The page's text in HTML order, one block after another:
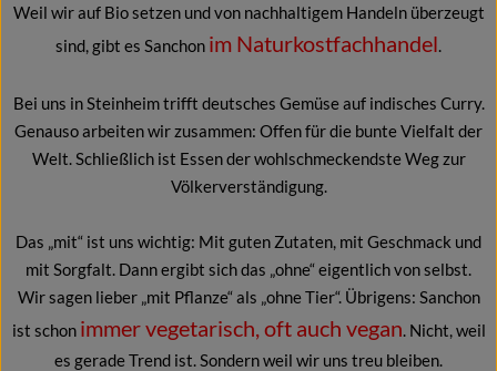
Weil wir auf Bio setzen und von nachhaltigem Handeln überzeugt
sind, gibt es Sanchon im Naturkostfachhandel
Bei uns in Steinheim trifft deutsches Gemüse auf indisches Curry.
Genauso arbeiten wir zusammen: Offen für die bunte Vielfalt der
Welt. Schließlich ist Essen der wohlschmeckendste Weg zur
Völkerverständigung.
Das „mit“ ist uns wichtig: Mit guten Zutaten, mit Geschmack und
mit Sorgfalt. Dann ergibt sich das „ohne“ eigentlich von selbst.
Wir sagen lieber „mit Pflanze“ als „ohne Tier“. Übrigens: Sanchon
ist schon immer vegetarisch, oft auch vegan . Nicht, weil
es gerade Trend ist. Sondern weil wir uns treu bleiben.